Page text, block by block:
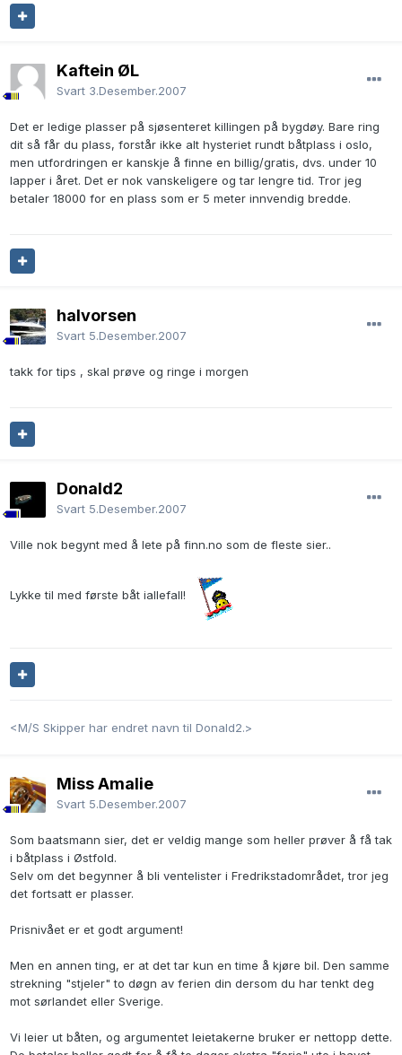
Kaftein ØL
Svart 3.Desember.2007
Det er ledige plasser på sjøsenteret killingen på bygdøy. Bare ring
dit så får du plass, forstår ikke alt hysteriet rundt båtplass i oslo,
men utfordringen er kanskje å finne en billig/gratis, dvs. under 10
lapper i året. Det er nok vanskeligere og tar lengre tid. Tror jeg
betaler 18000 for en plass som er 5 meter innvendig bredde.
halvorsen
Svart 5.Desember.2007
takk for tips , skal prøve og ringe i morgen
Donald2
Svart 5.Desember.2007
Ville nok begynt med å lete på finn.no som de fleste sier..
Lykke til med første båt iallefall!
<M/S Skipper har endret navn til Donald2.>
Miss Amalie
Svart 5.Desember.2007
Som baatsmann sier, det er veldig mange som heller prøver å få tak
i båtplass i Østfold.
Selv om det begynner å bli ventelister i Fredrikstadområdet, tror jeg
det fortsatt er plasser.
Prisnivået er et godt argument!
Men en annen ting, er at det tar kun en time å kjøre bil. Den samme
strekning "stjeler" to døgn av ferien din dersom du har tenkt deg
mot sørlandet eller Sverige.
Vi leier ut båten, og argumentet leietakerne bruker er nettopp dette.